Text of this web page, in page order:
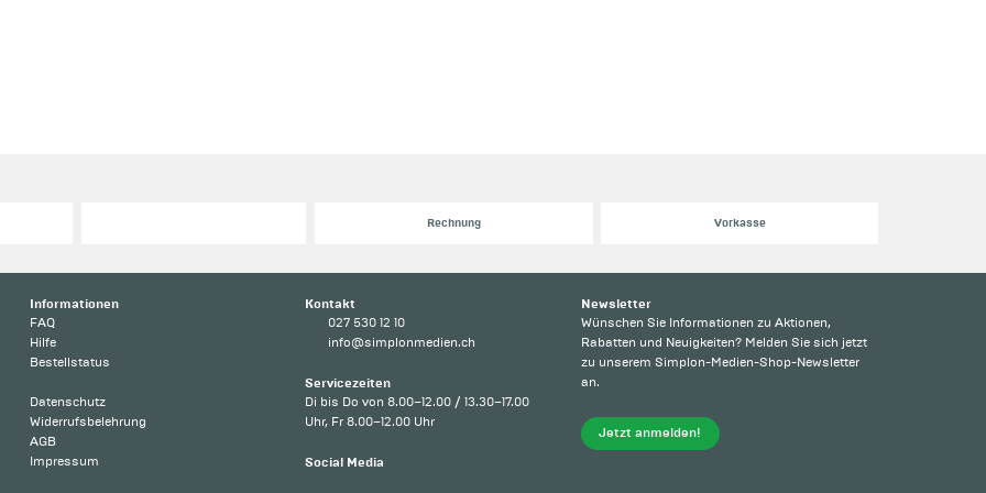
Rechnung Vorkasse
Informationen
FAQ
Hilfe
Bestellstatus
Datenschutz
Widerrufsbelehrung
AGB
Impressum
Kontakt
027 530 12 10
info@simplonmedien.ch
Servicezeiten
Di bis Do von 8.00–12.00 / 13.30–17.00
Uhr, Fr 8.00–12.00 Uhr
Social Media
Newsletter
Wünschen Sie Informationen zu Aktionen,
Rabatten und Neuigkeiten? Melden Sie sich jetzt
zu unserem Simplon-Medien-Shop-Newsletter
an.
Jetzt anmelden!